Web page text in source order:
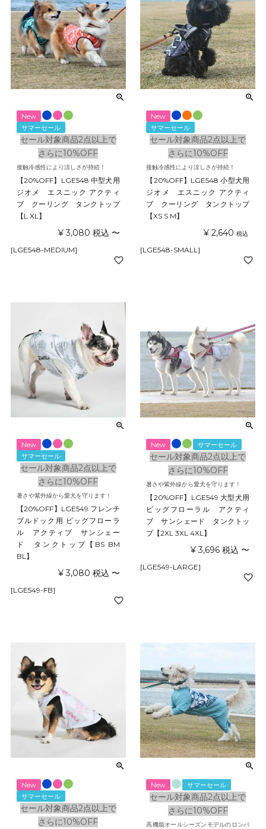
New
サマーセール
セール対象商品2点以上で
さらに10%OFF
接触冷感性により涼しさが持続！
【20%OFF】LGE548 中型犬用
ジオメ エスニック アクティ
ブ クーリング タンクトップ
【L XL】
¥ 3,080 税込 〜
[LGE548-MEDIUM]
New
サマーセール
セール対象商品2点以上で
さらに10%OFF
接触冷感性により涼しさが持続！
【20%OFF】LGE548 小型犬用
ジオメ エスニック アクティ
ブ クーリング タンクトップ
【XS S M】
¥ 2,640 税込
[LGE548-SMALL]
New
サマーセール
セール対象商品2点以上で
さらに10%OFF
暑さや紫外線から愛犬を守ります！
【20%OFF】LGE549 フレンチ
ブルドック用 ビッグフローラ
ル アクティブ サンシェー
ド タンクトップ【BS BM
BL】
¥ 3,080 税込 〜
[LGE549-FB]
New サマーセール
セール対象商品2点以上で
さらに10%OFF
暑さや紫外線から愛犬を守ります！
【20%OFF】LGE549 大型犬用
ビッグフローラル アクティ
ブ サンシェード タンクトッ
プ【2XL 3XL 4XL】
¥ 3,696 税込 〜
[LGE549-LARGE]
New
サマーセール
セール対象商品2点以上で
さらに10%OFF
New サマーセール
セール対象商品2点以上で
さらに10%OFF
高機能オールシーズンモデルのロンパ